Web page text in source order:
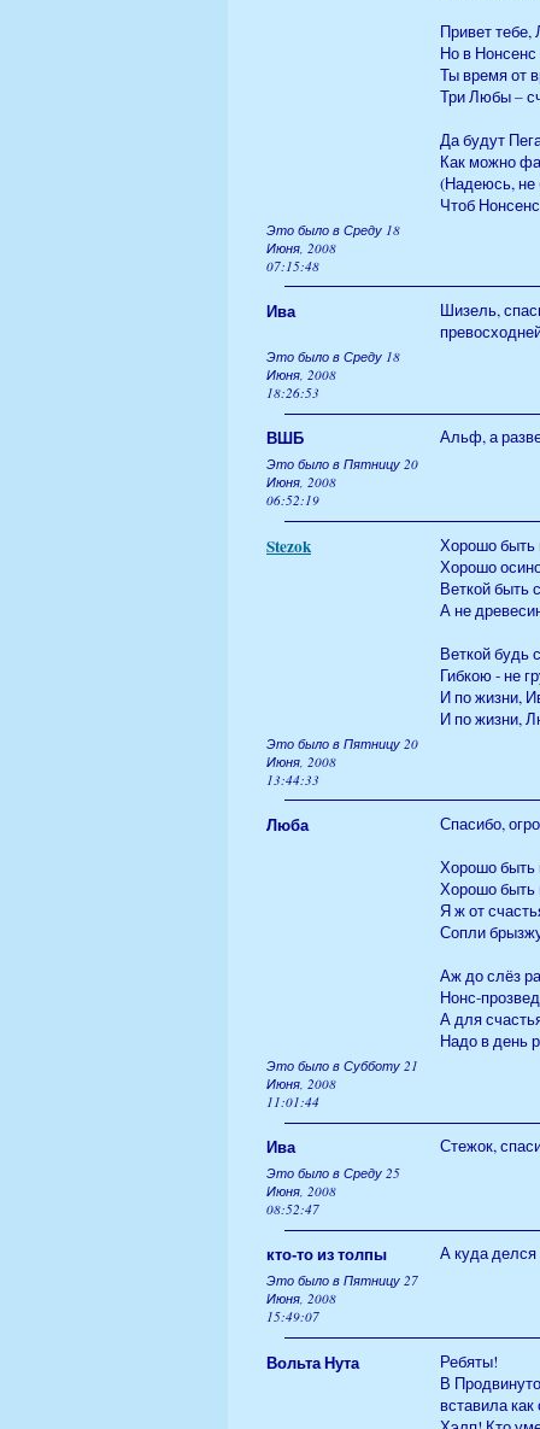
Привет тебе,
Но в
Ты время от
Три Любы –
Да будут
Как можно
(Надеюсь, не
Чтоб
Это было в Среду 18
Июня, 2008
07:15:48
Ива
Шизель,
Это было в Среду 18
Июня, 2008
18:26:53
ВШБ Альф, а
Это было в Пятницу 20
Июня, 2008
06:52:19
Stezok
Хорошо быть
Хорошо
Веткой быть
А не
Веткой будь
Гибкою - не
И по жизни,
И по жизни,
Это было в Пятницу 20
Июня, 2008
13:44:33
Люба
Спасибо,
Хорошо быть
Хорошо быть
Я ж от
Сопли
Аж до слёз
Нонс-
А для
Надо в день
Это было в Субботу 21
Июня, 2008
11:01:44
Ива Стежок,
Это было в Среду 25
Июня, 2008
08:52:47
кто-то из толпы А куда делся
Это было в Пятницу 27
Июня, 2008
15:49:07
Вольта Нута
Ребяты!
В
вставила